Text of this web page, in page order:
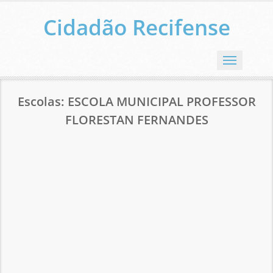
Cidadão Recifense
Menu
Escolas: ESCOLA MUNICIPAL PROFESSOR
FLORESTAN FERNANDES